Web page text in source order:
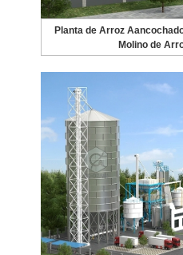
Planta de Arroz
Molino de